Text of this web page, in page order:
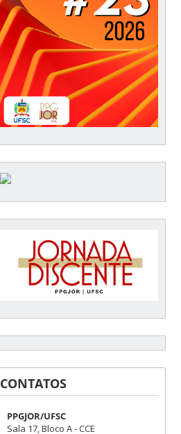
CONTATOS
PPGJOR/UFSC
Sala 17, Bloco A - CCE